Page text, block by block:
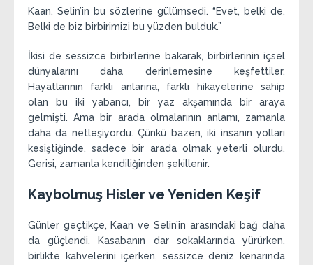
Kaan, Selin’in bu sözlerine gülümsedi. “Evet, belki de.
Belki de biz birbirimizi bu yüzden bulduk.”
İkisi de sessizce birbirlerine bakarak, birbirlerinin içsel
dünyalarını daha derinlemesine keşfettiler.
Hayatlarının farklı anlarına, farklı hikayelerine sahip
olan bu iki yabancı, bir yaz akşamında bir araya
gelmişti. Ama bir arada olmalarının anlamı, zamanla
daha da netleşiyordu. Çünkü bazen, iki insanın yolları
kesiştiğinde, sadece bir arada olmak yeterli olurdu.
Gerisi, zamanla kendiliğinden şekillenir.
Kaybolmuş Hisler ve Yeniden Keşif
Günler geçtikçe, Kaan ve Selin’in arasındaki bağ daha
da güçlendi. Kasabanın dar sokaklarında yürürken,
birlikte kahvelerini içerken, sessizce deniz kenarında